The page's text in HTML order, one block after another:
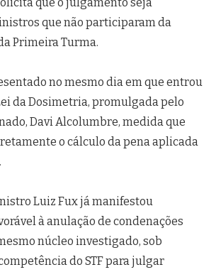
que não participaram da
Primeira Turma.
no mesmo dia em que entrou
da Dosimetria, promulgada pelo
Davi Alcolumbre, medida que
o cálculo da pena aplicada
Luiz Fux já manifestou
à anulação de condenações
núcleo investigado, sob
do STF para julgar